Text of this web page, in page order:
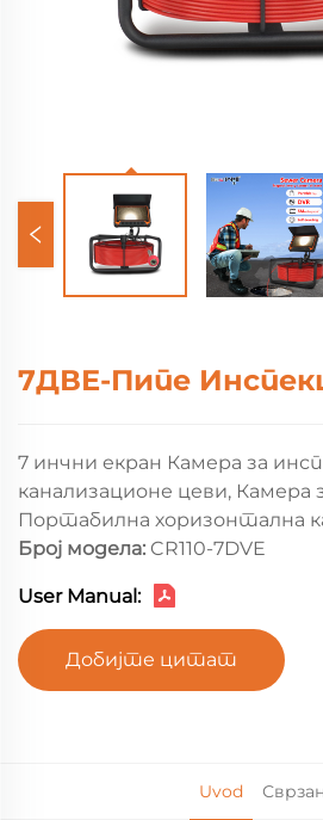
7ДВЕ-Пипе
7 инчни екран Камера за
канализационе цеви, Камера
Портабилна хоризонтална
Број модела: CR110-7DVE
User Manual:
Добијте цитат
Uvod